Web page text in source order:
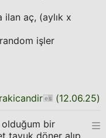
aç, (aylık x
işler
rakicandir (12.06.25)
olduğum bir
tavuk döner alıp